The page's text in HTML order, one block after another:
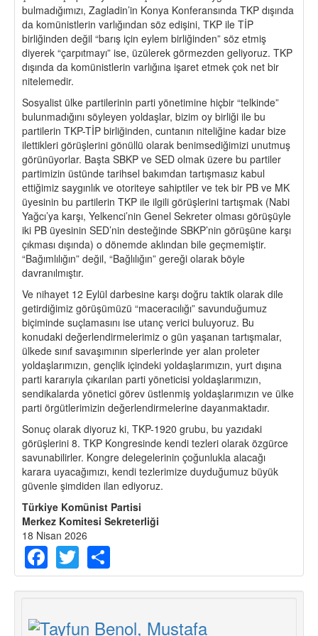
bulmadığımızı, Zagladin’in Konya Konferansında TKP dışında
da komünistlerin varlığından söz edişini, TKP ile TİP
birliğinden değil “barış için eylem birliğinden” söz etmiş
diyerek “çarpıtmayı” ise, üzülerek görmezden geliyoruz. TKP
dışında da komünistlerin varlığına işaret etmek çok net bir
nitelemedir.
Sosyalist ülke partilerinin parti yönetimine hiçbir “telkinde”
bulunmadığını söyleyen yoldaşlar, bizim oy birliği ile bu
partilerin TKP-TİP birliğinden, cuntanın niteliğine kadar bize
ilettikleri görüşlerini gönüllü olarak benimsediğimizi unutmuş
görünüyorlar. Başta SBKP ve SED olmak üzere bu partiler
partimizin üstünde tarihsel bakımdan tartışmasız kabul
ettiğimiz saygınlık ve otoriteye sahiptiler ve tek bir PB ve MK
üyesinin bu partilerin TKP ile ilgili görüşlerini tartışmak (Nabi
Yağcı’ya karşı, Yelkenci’nin Genel Sekreter olması görüşüyle
iki PB üyesinin SED’nin desteğinde SBKP’nin görüşüne karşı
çıkması dışında) o dönemde aklından bile geçmemiştir.
“Bağımlılığın” değil, “Bağlılığın” gereği olarak böyle
davranılmıştır.
Ve nihayet 12 Eylül darbesine karşı doğru taktik olarak dile
getirdiğimiz görüşümüzü “maceracılığı” savunduğumuz
biçiminde suçlamasını ise utanç verici buluyoruz. Bu
konudaki değerlendirmelerimiz o gün yaşanan tartışmalar,
ülkede sınıf savaşımının siperlerinde yer alan proleter
yoldaşlarımızın, gençlik içindeki yoldaşlarımızın, yurt dışına
parti kararıyla çıkarılan parti yöneticisi yoldaşlarımızın,
sendikalarda yönetici görev üstlenmiş yoldaşlarımızın ve ülke
parti örgütlerimizin değerlendirmelerine dayanmaktadır.
Sonuç olarak diyoruz ki, TKP-1920 grubu, bu yazıdaki
görüşlerini 8. TKP Kongresinde kendi tezleri olarak özgürce
savunabilirler. Kongre delegelerinin çoğunlukla alacağı
karara uyacağımızı, kendi tezlerimize duyduğumuz büyük
güvenle şimdiden ilan ediyoruz.
Türkiye Komünist Partisi
Merkez Komitesi Sekreterliği
18 Nisan 2026
Facebook
Twitter